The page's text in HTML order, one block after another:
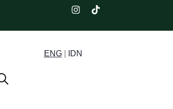
ENG| IDN